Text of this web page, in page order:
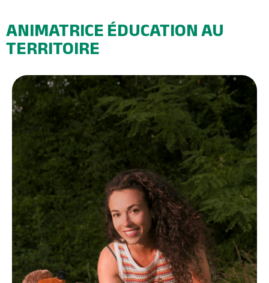
ANIMATRICE ÉDUCATION AU
TERRITOIRE